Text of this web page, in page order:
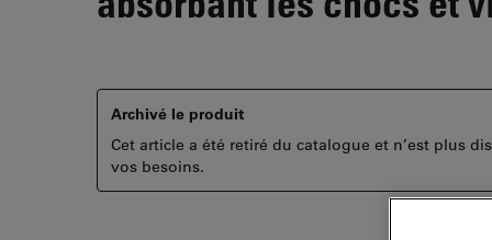
Archivé le produit
Cet article a été retiré du catalogue et n’est plus
vos besoins.